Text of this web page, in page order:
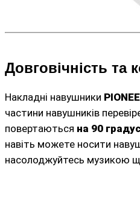
Довговічність та
Накладні навушники
частини навушників
повертаються на 90
навіть можете носити
насолоджуйтесь музикою